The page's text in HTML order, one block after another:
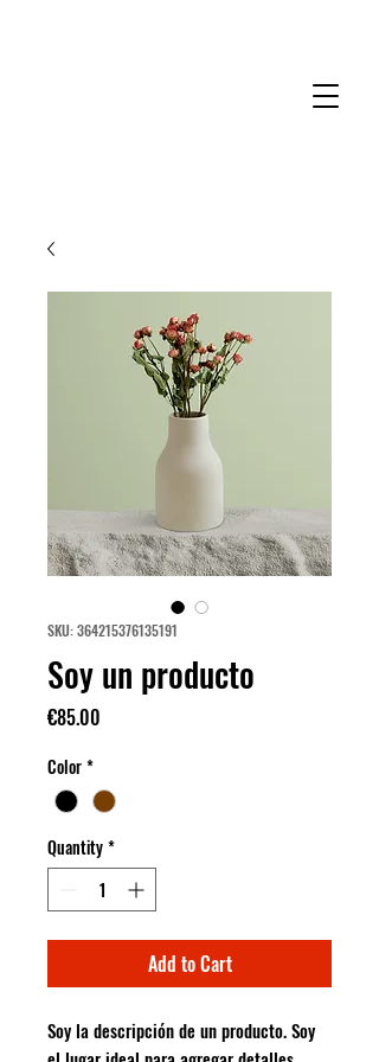
SKU: 364215376135191
Soy un producto
€85.00
Color*
Quantity*
Add to Cart
Soy la descripción de un producto. Soy